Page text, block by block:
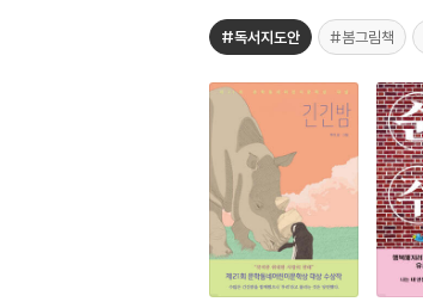
#독서지도안 #봄그림책